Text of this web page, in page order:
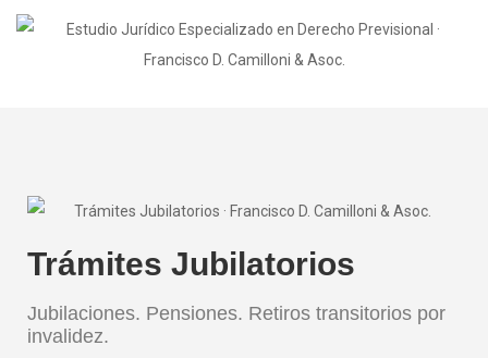
Trámites Jubilatorios
Jubilaciones. Pensiones. Retiros transitorios por
invalidez.